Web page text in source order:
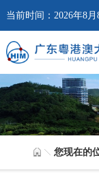
当前时间：2026年8月
您现在的